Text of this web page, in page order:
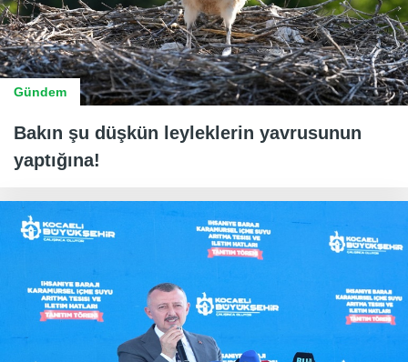
Gündem
Bakın şu düşkün leyleklerin yavrusunun
yaptığına!